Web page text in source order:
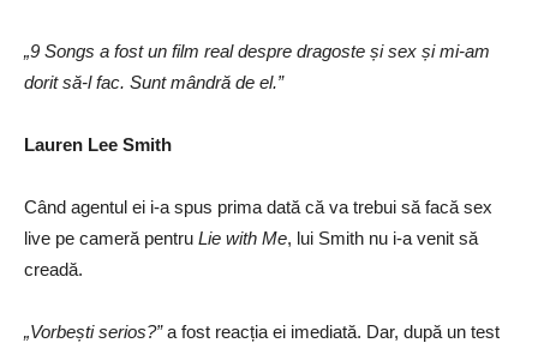
„9 Songs a fost un film real despre dragoste și sex și mi-am
dorit să-l fac. Sunt mândră de el.”
Lauren Lee Smith
Când agentul ei i-a spus prima dată că va trebui să facă sex
live pe cameră pentru Lie with Me, lui Smith nu i-a venit să
creadă.
„Vorbești serios?”a fost reacția ei imediată. Dar, după un test